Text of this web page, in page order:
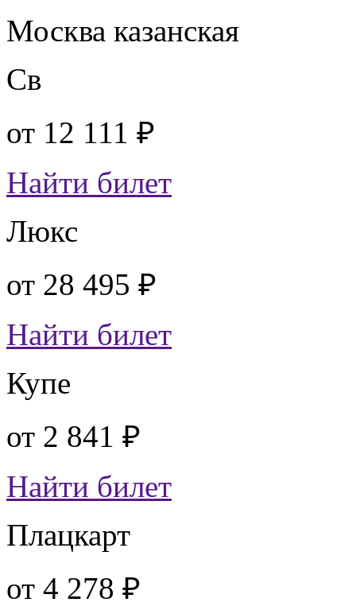
Москва казанская
Св
от 12 111 ₽
Найти билет
Люкс
от 28 495 ₽
Найти билет
Купе
от 2 841 ₽
Найти билет
Плацкарт
от 4 278 ₽